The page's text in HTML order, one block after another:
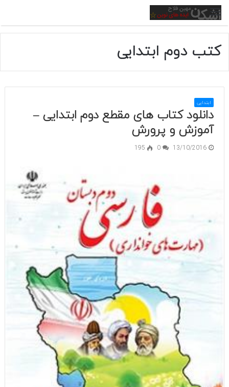
منو
کتب دوم ابتدایی
ابتدایی
دانلود کتاب های مقطع دوم ابتدایی –
آموزش و پرورش
13/10/2016
0
195